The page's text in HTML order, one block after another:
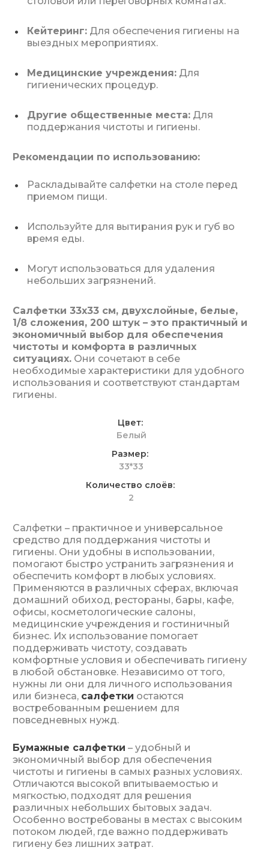
Кейтеринг: Для обеспечения гигиены на
выездных мероприятиях.
Медицинские учреждения: Для
гигиенических процедур.
Другие общественные места: Для
поддержания чистоты и гигиены.
Рекомендации по использованию:
Раскладывайте салфетки на столе перед
приемом пищи.
Используйте для вытирания рук и губ во
время еды.
Могут использоваться для удаления
небольших загрязнений.
Салфетки 33х33 см, двухслойные, белые,
1/8 сложения, 200 штук – это практичный и
экономичный выбор для обеспечения
чистоты и комфорта в различных
ситуациях. Они сочетают в себе
необходимые характеристики для удобного
использования и соответствуют стандартам
гигиены.
Цвет
Белый
Размер
33*33
Количество слоёв
2
Салфетки – практичное и универсальное
средство для поддержания чистоты и
гигиены. Они удобны в использовании,
помогают быстро устранить загрязнения и
обеспечить комфорт в любых условиях.
Применяются в различных сферах, включая
домашний обиход, рестораны, бары, кафе,
офисы, косметологические салоны,
медицинские учреждения и гостиничный
бизнес. Их использование помогает
поддерживать чистоту, создавать
комфортные условия и обеспечивать гигиену
в любой обстановке. Независимо от того,
нужны ли они для личного использования
или бизнеса, салфетки остаются
востребованным решением для
повседневных нужд.
Бумажные салфетки – удобный и
экономичный выбор для обеспечения
чистоты и гигиены в самых разных условиях.
Отличаются высокой впитываемостью и
мягкостью, подходят для решения
различных небольших бытовых задач.
Особенно востребованы в местах с высоким
потоком людей, где важно поддерживать
гигиену без лишних затрат.